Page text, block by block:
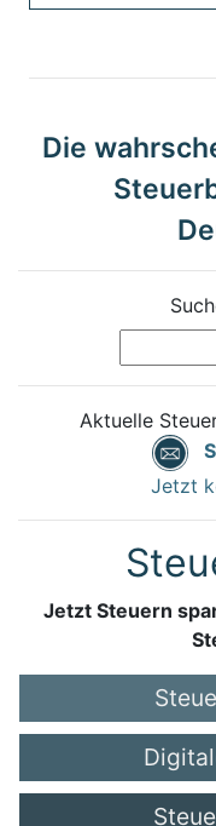
Die
Aktuelle
Jetzt
Jetzt Steuern